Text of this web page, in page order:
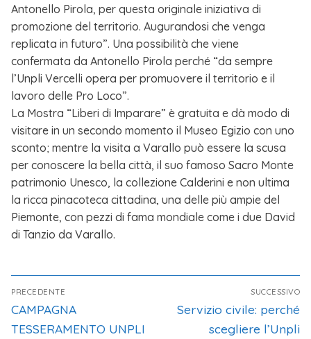
Antonello Pirola, per questa originale iniziativa di
promozione del territorio. Augurandosi che venga
replicata in futuro”. Una possibilità che viene
confermata da Antonello Pirola perché “da sempre
l’Unpli Vercelli opera per promuovere il territorio e il
lavoro delle Pro Loco”.
La Mostra “Liberi di Imparare” è gratuita e dà modo di
visitare in un secondo momento il Museo Egizio con uno
sconto; mentre la visita a Varallo può essere la scusa
per conoscere la bella città, il suo famoso Sacro Monte
patrimonio Unesco, la collezione Calderini e non ultima
la ricca pinacoteca cittadina, una delle più ampie del
Piemonte, con pezzi di fama mondiale come i due David
di Tanzio da Varallo.
PRECEDENTE
CAMPAGNA
TESSERAMENTO UNPLI
SUCCESSIVO
Servizio civile: perché
scegliere l’Unpli